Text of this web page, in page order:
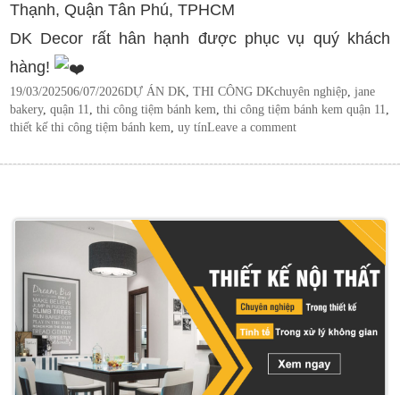
Thạnh, Quận Tân Phú, TPHCM
DK Decor rất hân hạnh được phục vụ quý khách
hàng!
Posted
on
19/03/202506/07/2026Categories
DỰ ÁN DK ,THI CÔNG DKTags
chuyên nghiệp ,jane
bakery,quận 11 ,thi công tiệm bánh kem ,thi công tiệm bánh kem quận 11
thiết kế thi công tiệm bánh kem ,uy tínLeave a comment